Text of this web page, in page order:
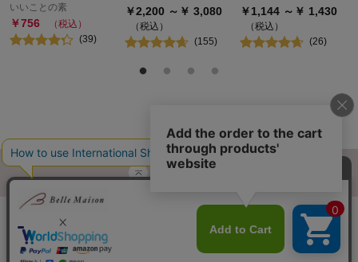
いいことの素
￥756
（税込）
(39)
￥2,200 ～￥ 3,080
（税込）
(155)
￥1,144 ～￥ 1,430
（税込）
(26)
ご利用ガイド・お知らせ
サイトマップ ベルメゾンネットTOPへ